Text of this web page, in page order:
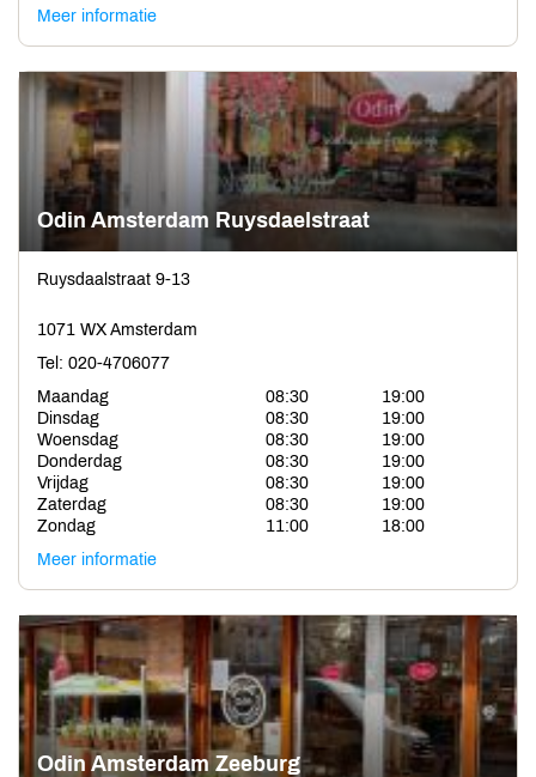
Meer informatie
Odin Amsterdam Ruysdaelstraat
Ruysdaalstraat 9-13
1071 WX Amsterdam
Tel: 020-4706077
Maandag
08:30
19:00
Dinsdag
08:30
19:00
Woensdag
08:30
19:00
Donderdag
08:30
19:00
Vrijdag
08:30
19:00
Zaterdag
08:30
19:00
Zondag
11:00
18:00
Meer informatie
Odin Amsterdam Zeeburg